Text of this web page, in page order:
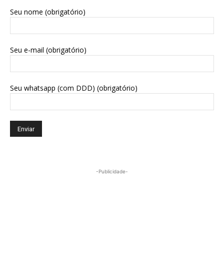
Seu nome (obrigatório)
Seu e-mail (obrigatório)
Seu whatsapp (com DDD) (obrigatório)
-Publicidade-